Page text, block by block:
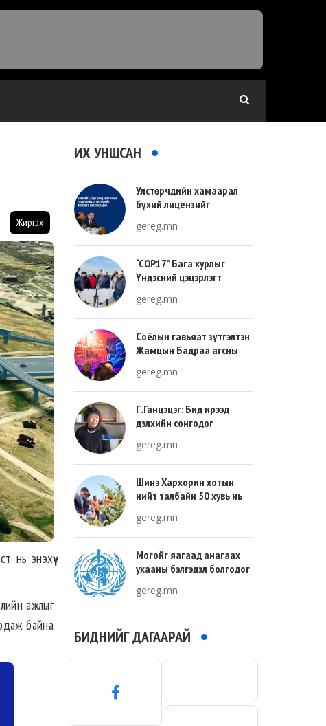
Жиргэх
нь энэхүү
ажлыг
байна
ИХ УНШСАН
Улстөрчдийн хамаарал
бүхий лицензийг
gereg.mn
“COP17” Бага хурлыг
Үндэсний цэцэрлэгт
зохион байгуулна
gereg.mn
Соёлын гавьяат зүтгэлтэн
Жамцын Бадраа агсны
тохиож байна
gereg.mn
Г.Ганцэцэг: Бид ирээд
дэлхийн сонгодог
хөгжлийн тухай л ярьсан
gereg.mn
Шинэ Хархорин хотын
нийт талбайн 50 хувь нь
хувь нь барилгажих
талбай, 20 хувь нь авто
зам байна
gereg.mn
Могойг яагаад анагаах
ухааны бэлгэдэл болгодог
gereg.mn
БИДНИЙГ ДАГААРАЙ